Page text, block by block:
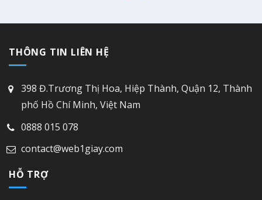
THÔNG TIN LIÊN HỆ
398 Đ.Trương Thị Hoa, Hiệp Thành, Quận 12, Thành
phố Hồ Chí Minh, Việt Nam
0888 015 078
contact@web1giay.com
HỖ TRỢ